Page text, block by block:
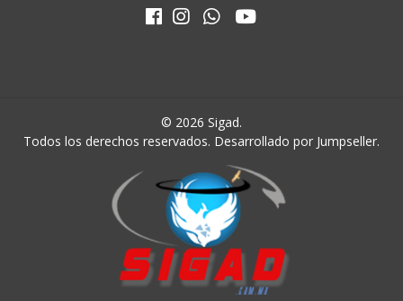
© 2026 Sigad.
Todos los derechos reservados. Desarrollado por Jumpseller.